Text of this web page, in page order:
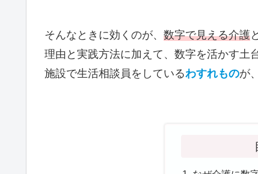
そんなときに効くのが、 数字で見える介護
理由と実践方法に加えて、数字を活かす土
施設で生活相談員をしているわすれものが